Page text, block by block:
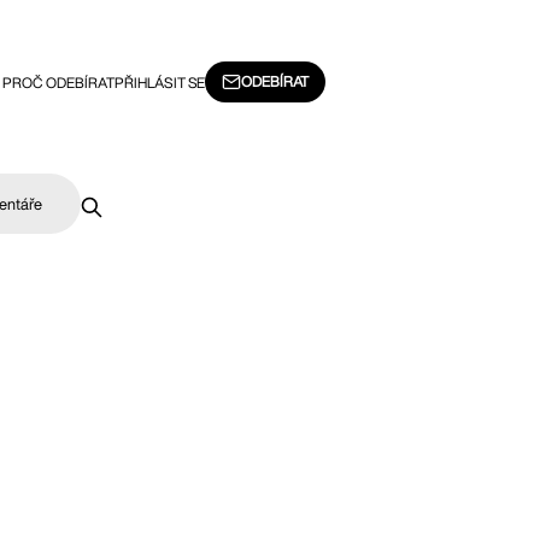
PROČ ODEBÍRATPŘIHLÁSIT SE ODEBÍRAT